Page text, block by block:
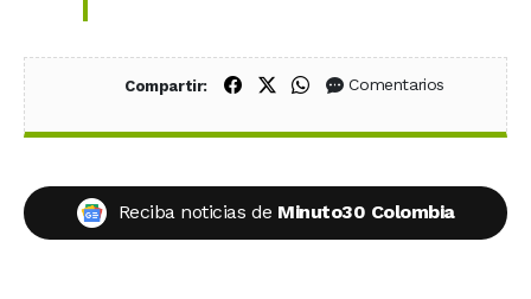
Compartir: Compartir en Facebook
Compartir en X (Twitter)
Compartir en WhatsApp
Comentarios
Reciba noticias de Minuto30 Colombia